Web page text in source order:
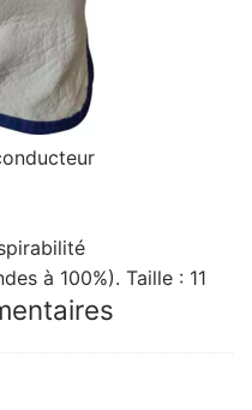
à 100%). Taille : 11